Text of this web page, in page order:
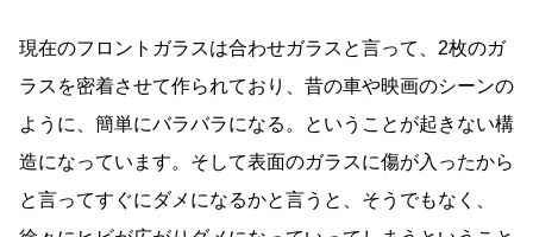
現在のフロントガラスは合わせガラスと言って、2枚のガ
ラスを密着させて作られており、昔の車や映画のシーンの
ように、簡単にバラバラになる。ということが起きない構
造になっています。そして表面のガラスに傷が入ったから
と言ってすぐにダメになるかと言うと、そうでもなく、